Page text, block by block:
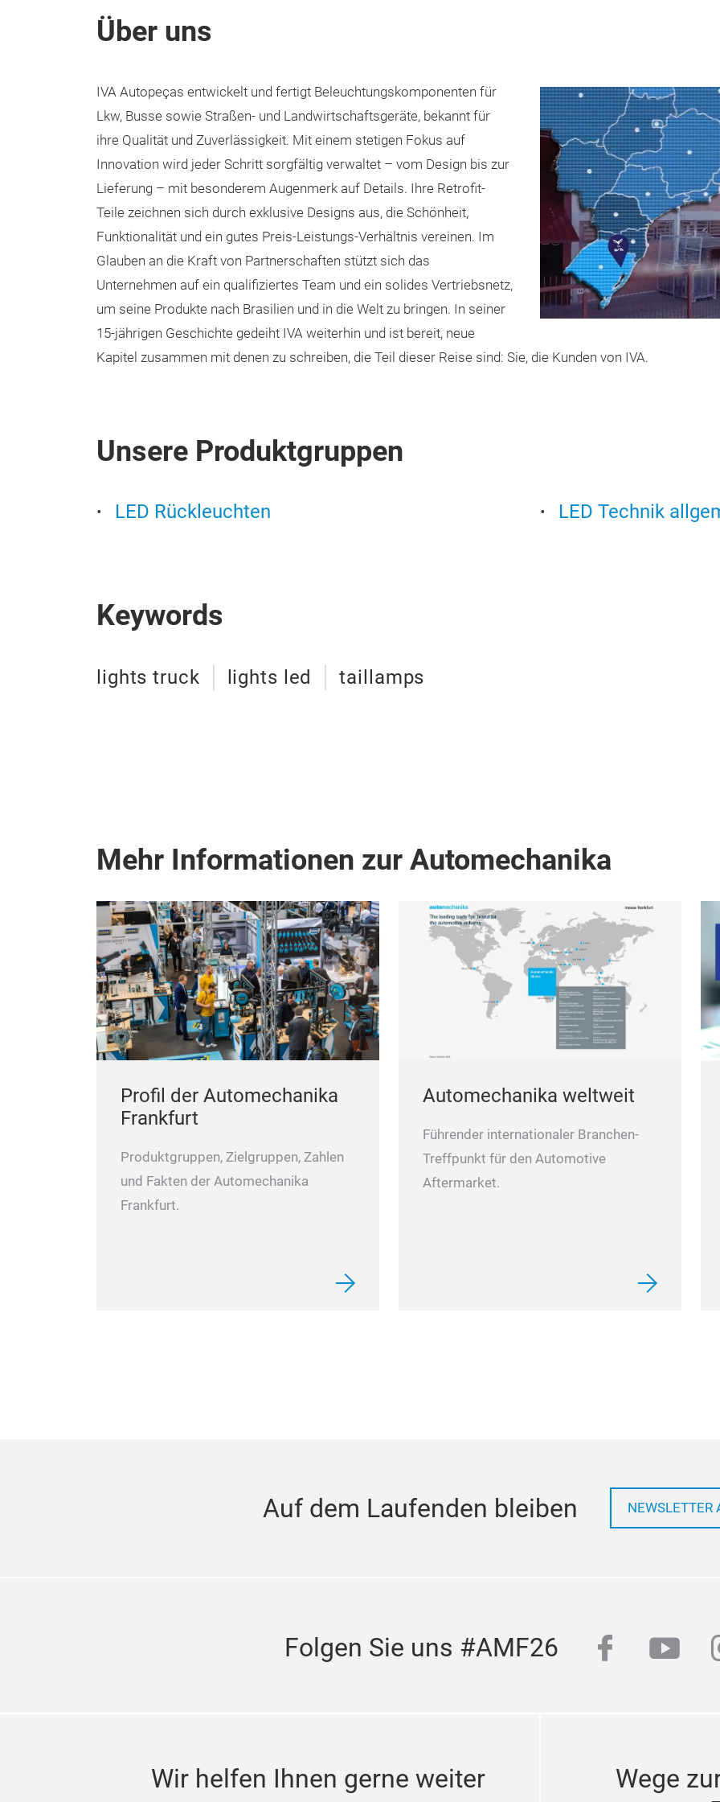
Über uns
IVA Autopeças entwickelt und fertigt Beleuchtungskomponenten für
Lkw, Busse sowie Straßen- und Landwirtschaftsgeräte, bekannt für
ihre Qualität und Zuverlässigkeit. Mit einem stetigen Fokus auf
Innovation wird jeder Schritt sorgfältig verwaltet – vom Design bis zur
Lieferung – mit besonderem Augenmerk auf Details. Ihre Retrofit-
Teile zeichnen sich durch exklusive Designs aus, die Schönheit,
Funktionalität und ein gutes Preis-Leistungs-Verhältnis vereinen. Im
Glauben an die Kraft von Partnerschaften stützt sich das
Unternehmen auf ein qualifiziertes Team und ein solides Vertriebsnetz,
um seine Produkte nach Brasilien und in die Welt zu bringen. In seiner
15-jährigen Geschichte gedeiht IVA weiterhin und ist bereit, neue
Kapitel zusammen mit denen zu schreiben, die Teil dieser Reise sind: Sie, die Kunden von IVA.
Unsere Produktgruppen
LED Rückleuchten LED Technik
Keywords
lights truck lights led taillamps
Mehr Informationen zur Automechanika
Profil der Automechanika
Frankfurt
Produktgruppen, Zielgruppen, Zahlen
und Fakten der Automechanika
Frankfurt.
Automechanika weltweit
Führender internationaler Branchen-
Treffpunkt für den Automotive
Aftermarket.
Auf dem Laufenden bleiben NEWSLETTER
Folgen Sie uns #AMF26 facebook
Wir helfen Ihnen gerne weiter
Wege